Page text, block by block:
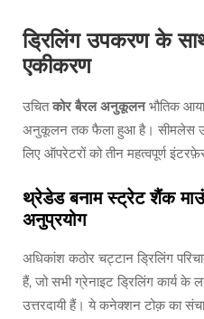
ड्रिलिंग उपकरण के
एकीकरण
उचितकोर बैरल अनुकूलनभौतिक
अनुकूलन तक फैला हुआ है। सीमलेस
लिए ऑपरेटरों को तीन महत्वपूर्ण
थ्रेडेड बनाम स्ट्रेट शैंक
अनुप्रयोग
अधिकांश कठोर चट्टान ड्रिलिंग
हैं, जो सभी ग्रेनाइट ड्रिलिंग कार्य के
उत्तरदायी हैं। ये कनेक्शन टोक़ का